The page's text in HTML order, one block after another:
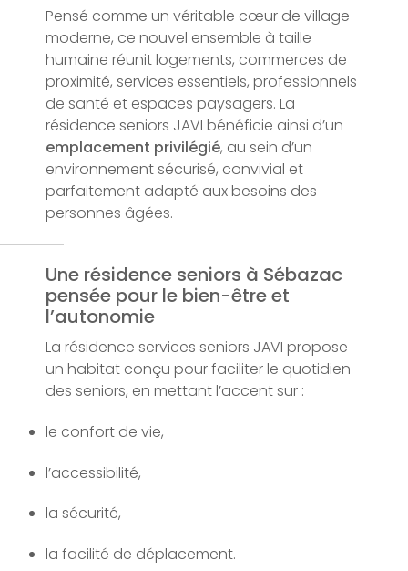
Pensé comme un véritable cœur de village
moderne, ce nouvel ensemble à taille
humaine réunit logements, commerces de
proximité, services essentiels, professionnels
de santé et espaces paysagers. La
résidence seniors JAVI bénéficie ainsi d’un
emplacement privilégié, au sein d’un
environnement sécurisé, convivial et
parfaitement adapté aux besoins des
personnes âgées.
Une résidence seniors à Sébazac
pensée pour le bien-être et
l’autonomie
La résidence services seniors JAVI propose
un habitat conçu pour faciliter le quotidien
des seniors, en mettant l’accent sur :
le confort de vie,
l’accessibilité,
la sécurité,
la facilité de déplacement.